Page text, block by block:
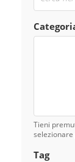
Tieni
Tag